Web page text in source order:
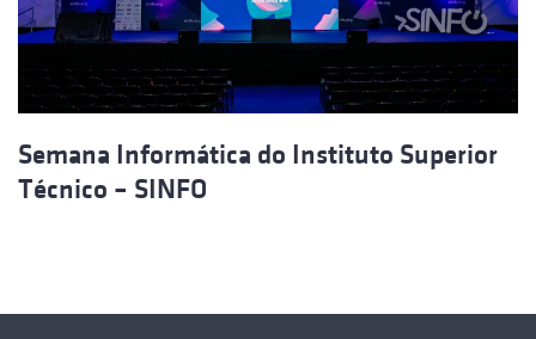
Semana Informática do Instituto Superior
Técnico – SINFO